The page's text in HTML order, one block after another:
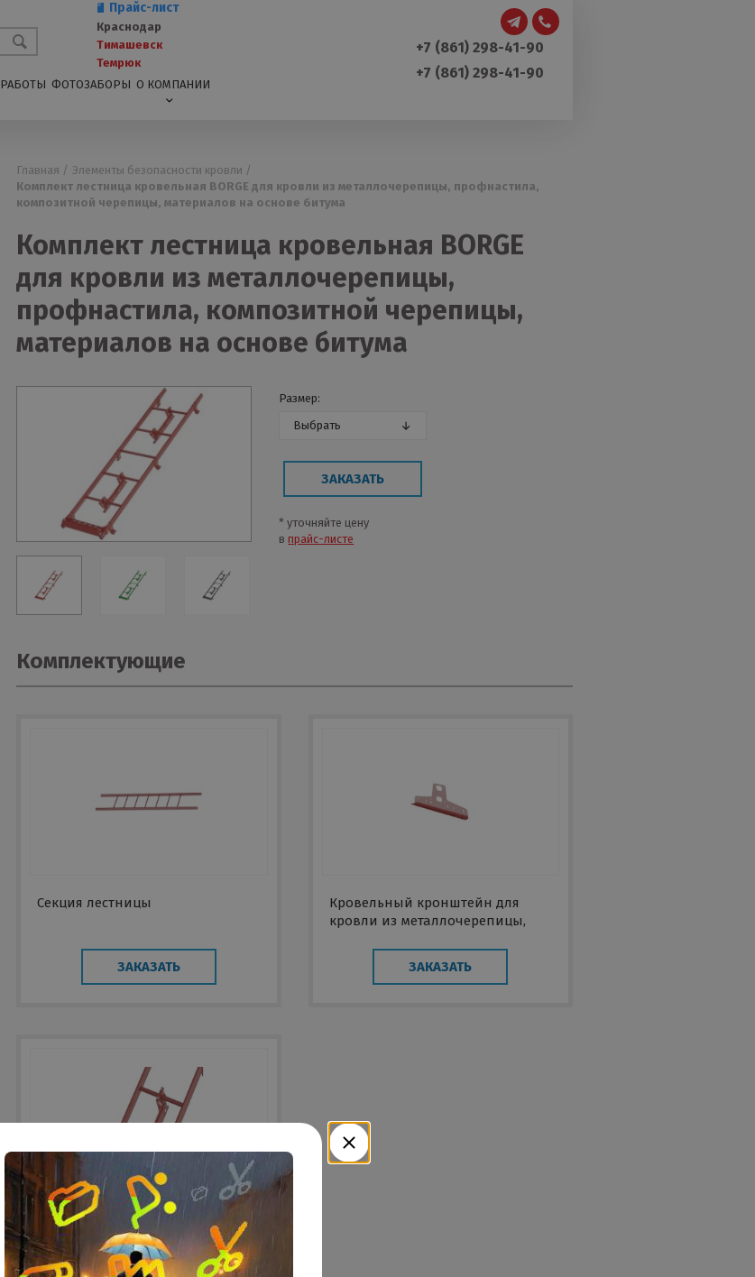
Прайс-лист
Краснодар
Тимашевск
Темрюк
РАБОТЫ ФОТОЗАБОРЫ О КОМПАНИИ
+7 (861) 298-41-90
+7 (861) 298-41-90
Главная / Элементы безопасности кровли /
Комплект лестница кровельная BORGE для кровли из металлочерепицы, профнастила,
композитной черепицы, материалов на основе битума
Комплект лестница кровельная BORGE
для кровли из металлочерепицы,
профнастила, композитной черепицы,
материалов на основе битума
Размер:
Выбрать
ЗАКАЗАТЬ
* уточняйте цену
впрайс-листе
Комплектующие
Секция лестницы
ЗАКАЗАТЬ
Кровельный кронштейн для
кровли из металлочерепицы,
основе битумаЗАКАЗАТЬ
Центральное крепление
лестницы для фальцевой кровли